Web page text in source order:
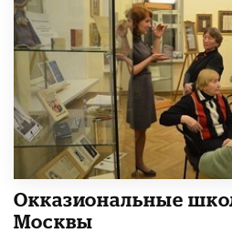
​Окказиональные
Москвы